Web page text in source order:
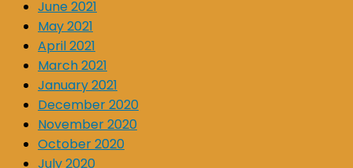
June 2021
May 2021
April 2021
March 2021
January 2021
December 2020
November 2020
October 2020
July 2020